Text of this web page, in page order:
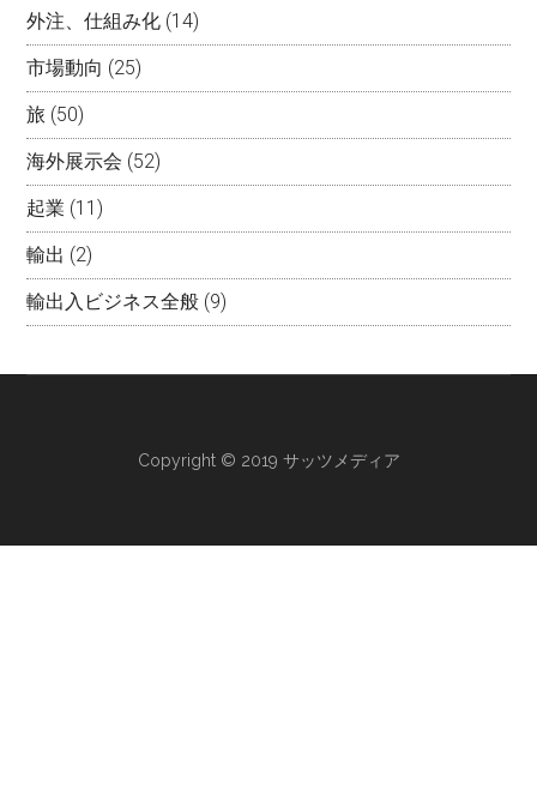
外注、仕組み化 (14)
市場動向 (25)
旅 (50)
海外展示会 (52)
起業 (11)
輸出 (2)
輸出入ビジネス全般 (9)
Copyright © 2019 サッツメディア